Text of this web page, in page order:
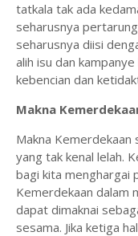
tatkala tak ada
seharusnya
seharusnya diisi
alih isu dan
kebencian dan
Makna
Makna Kemerdekaan
yang tak kenal lelah.
bagi kita menghargai
Kemerdekaan dalam
dapat dimaknai
sesama. Jika ketiga